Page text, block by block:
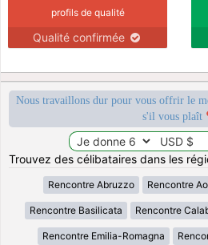
profils de qualité
Qualité confirmée
Nous travaillons dur pour vous offrir le
s'il vous plaît
Trouvez des célibataires dans les
Rencontre Abruzzo Rencontre
Rencontre Basilicata Rencontre
Rencontre Emilia-Romagna